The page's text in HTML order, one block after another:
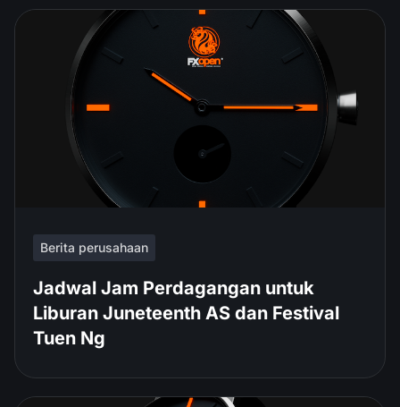
Berita perusahaan
Jadwal Jam Perdagangan untuk
Liburan Juneteenth AS dan Festival
Tuen Ng